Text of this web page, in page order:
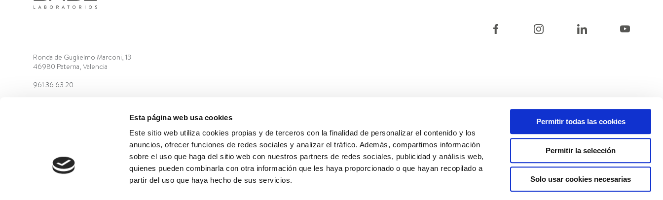
Esta página web usa cookies
Este sitio web utiliza cookies propias y de terceros con la finalidad de personalizar el contenido y los
anuncios, ofrecer funciones de redes sociales y analizar el tráfico. Además, compartimos información
sobre el uso que haga del sitio web con nuestros partners de redes sociales, publicidad y análisis web,
quienes pueden combinarla con otra información que les haya proporcionado o que hayan recopilado a
partir del uso que haya hecho de sus servicios.
Permitir todas las cookies
Permitir la selección
Solo usar cookies necesarias
Ronda de Guglielmo Marconi, 13
46980 Paterna, Valencia
961 36 63 20
©2022 Laboratorios BABÉ S.L. CÓDIGO ÉTICO AVISO LEGAL POLÍTICA DE CALIDAD POLÍTICA DE PRIVACIDAD POLÍTICA DE COOKIES CANAL DE CUMPLIMIENTO